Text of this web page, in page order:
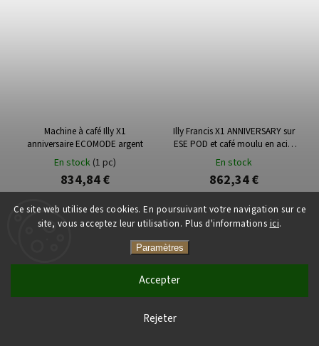
Ce site web utilise des cookies. En poursuivant votre navigation sur ce
site, vous acceptez leur utilisation. Plus d'informations ici.
Paramètres
Rejeter
Accepter
Machine à café Illy X1
anniversaire ECOMODE argent
En stock (1 pc)
834,84 €
Illy Francis X1 ANNIVERSARY sur
ESE POD et café moulu en acier
inoxydable
En stock
862,34 €